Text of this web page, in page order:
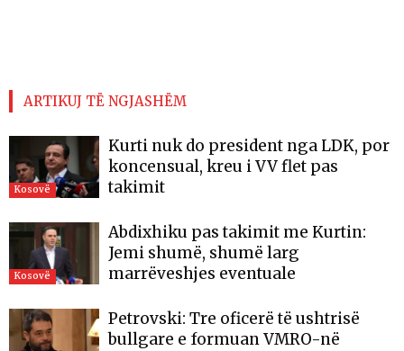
ARTIKUJ TË NGJASHËM
Kosovë
Kurti nuk do president nga LDK, por
koncensual, kreu i VV flet pas
takimit
Kosovë
Abdixhiku pas takimit me Kurtin:
Jemi shumë, shumë larg
marrëveshjes eventuale
Petrovski: Tre oficerë të ushtrisë
bullgare e formuan VMRO-në